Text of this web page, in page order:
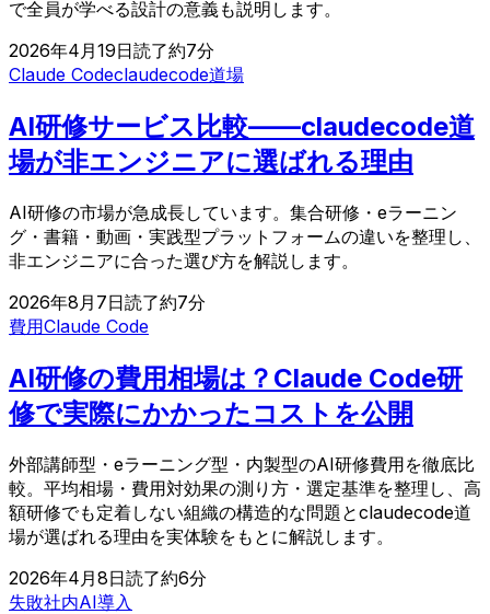
で全員が学べる設計の意義も説明します。
2026年4月19日読了約7分
Claude Codeclaudecode道場
AI研修サービス比較——claudecode道
場が非エンジニアに選ばれる理由
AI研修の市場が急成長しています。集合研修・eラーニン
グ・書籍・動画・実践型プラットフォームの違いを整理し、
非エンジニアに合った選び方を解説します。
2026年8月7日読了約7分
費用Claude Code
AI研修の費用相場は？Claude Code研
修で実際にかかったコストを公開
外部講師型・eラーニング型・内製型のAI研修費用を徹底比
較。平均相場・費用対効果の測り方・選定基準を整理し、高
額研修でも定着しない組織の構造的な問題とclaudecode道
場が選ばれる理由を実体験をもとに解説します。
2026年4月8日読了約6分
失敗社内AI導入